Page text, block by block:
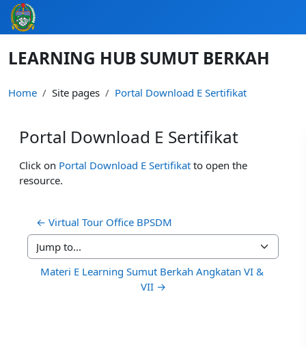
Skip to main content
LEARNING HUB SUMUT BERKAH
Home Site pages Portal Download E Sertifikat
Portal Download E Sertifikat
Completion requirements
Click on Portal Download E Sertifikat to open the
resource.
← Virtual Tour Office BPSDM
Jump to...
Materi E Learning Sumut Berkah Angkatan VI &
VII →